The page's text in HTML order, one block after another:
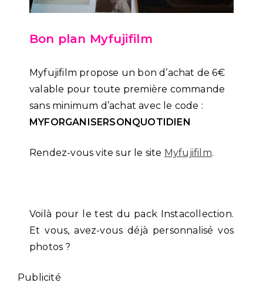
Bon plan Myfujifilm
Myfujifilm propose un bon d’achat de 6€
valable pour toute première commande
sans minimum d’achat avec le code :
MYFORGANISERSONQUOTIDIEN
Rendez-vous vite sur le site Myfujifilm.
Voilà pour le test du pack Instacollection.
Et vous, avez-vous déjà personnalisé vos
photos ?
Publicité